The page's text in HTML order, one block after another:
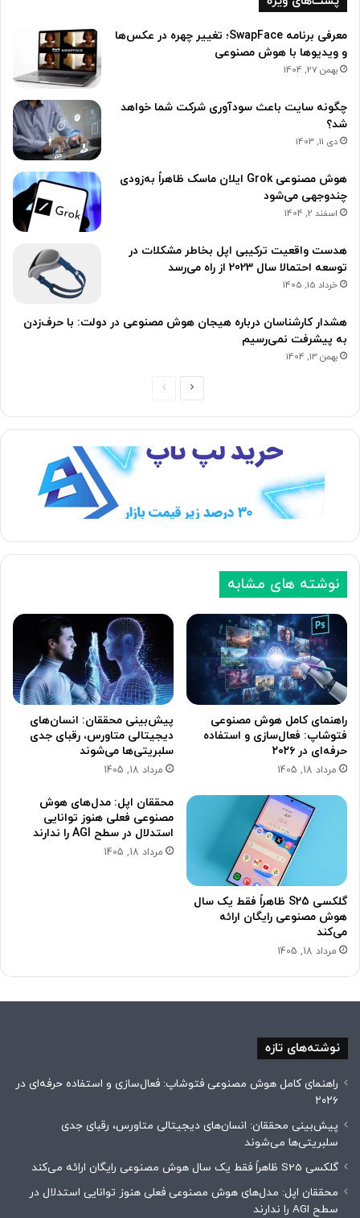
معرفی برنامه SwapFace؛ تغییر چهره در عکس‌ها
و ویدیوها با هوش مصنوعی
بهمن 27, 1404
چگونه سایت باعث سودآوری شرکت شما خواهد
شد؟
دی 11, 1403
هوش مصنوعی Grok ایلان ماسک ظاهراً به‌زودی
چندوجهی می‌شود
اسفند 2, 1404
هدست واقعیت ترکیبی اپل بخاطر مشکلات در
توسعه احتمالا سال 2023 از راه می‌رسد
خرداد 15, 1405
هشدار کارشناسان درباره هیجان هوش مصنوعی در دولت: با حرف‌زدن
به پیشرفت نمی‌رسیم
بهمن 13, 1404
ح
ه
ی
ح
ه
ی
نوشته های مشابه
راهنمای کامل هوش مصنوعی
فتوشاپ: فعال‌سازی و استفاده
حرفه‌ای در ۲۰۲۶
مرداد 18, 1405
پیش‌بینی محققان: انسان‌های
دیجیتالی متاورس، رقبای جدی
سلبریتی‌ها می‌شوند
مرداد 18, 1405
گلکسی S25 ظاهراً فقط یک سال
هوش مصنوعی رایگان ارائه
می‌کند
مرداد 18, 1405
محققان اپل: مدل‌های هوش
مصنوعی فعلی هنوز توانایی
استدلال در سطح AGI را ندارند
مرداد 18, 1405
نوشته‌های تازه
راهنمای کامل هوش مصنوعی فتوشاپ: فعال‌سازی و استفاده حرفه‌ای در
۲۰۲۶
پیش‌بینی محققان: انسان‌های دیجیتالی متاورس، رقبای جدی
سلبریتی‌ها می‌شوند
گلکسی S25 ظاهراً فقط یک سال هوش مصنوعی رایگان ارائه می‌کند
محققان اپل: مدل‌های هوش مصنوعی فعلی هنوز توانایی استدلال در
سطح AGI را ندارند